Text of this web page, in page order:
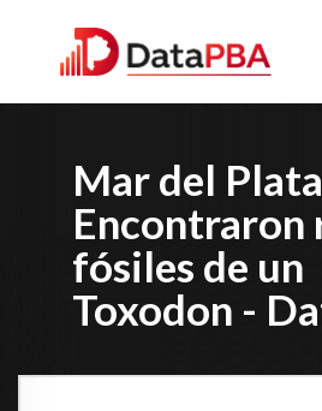
Mar del
Encontraron
fósiles de un
Toxodon -